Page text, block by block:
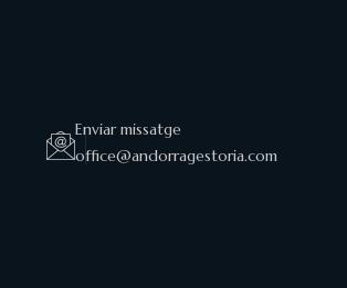
Enviar missatge
office@andorragestoria.com